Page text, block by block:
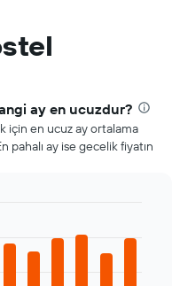
ay en ucuzdur?
için en ucuz ay ortalama
pahalı ay ise gecelik fiyatın